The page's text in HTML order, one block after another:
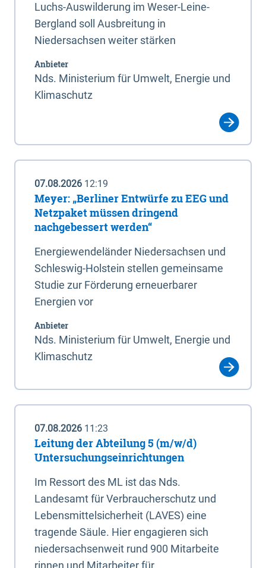
Luchs-Auswilderung im Weser-Leine-
Bergland soll Ausbreitung in
Niedersachsen weiter stärken
Anbieter
Nds. Ministerium für Umwelt, Energie und
Klimaschutz
07.08.2026 12:19
Meyer: „Berliner Entwürfe zu EEG und
Netzpaket müssen dringend
nachgebessert werden“
Energiewendeländer Niedersachsen und
Schleswig-Holstein stellen gemeinsame
Studie zur Förderung erneuerbarer
Energien vor
Anbieter
Nds. Ministerium für Umwelt, Energie und
Klimaschutz
07.08.2026 11:23
Leitung der Abteilung 5 (m/w/d)
Untersuchungseinrichtungen
Im Ressort des ML ist das Nds.
Landesamt für Verbraucherschutz und
Lebensmittelsicherheit (LAVES) eine
tragende Säule. Hier engagieren sich
niedersachsenweit rund 900 Mitarbeite